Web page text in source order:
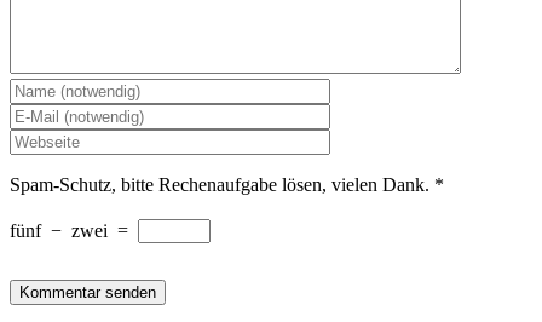
Spam-Schutz, bitte Rechenaufgabe lösen, vielen Dank. *
fünf − zwei =